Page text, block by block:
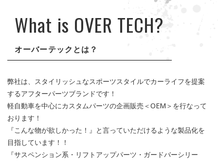
What is OVER TECH?
オーバーテックとは？
弊社は、スタイリッシュなスポーツスタイルでカーライフを提案
するアフターパーツブランドです！
軽自動車を中心にカスタムパーツの企画販売＜OEM＞を行なって
おります！
『こんな物が欲しかった！』と言っていただけるような製品化を
目指しています！！
『サスペンション系・リフトアップパーツ・ガードバーシリー